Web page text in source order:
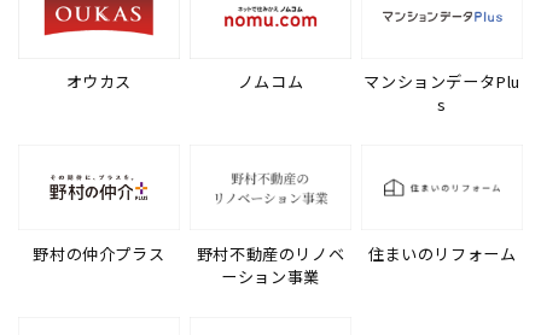
オウカス ノムコム
マンションデータPlu
s
野村の仲介プラス
野村不動産のリノベ
ーション事業
住まいのリフォーム